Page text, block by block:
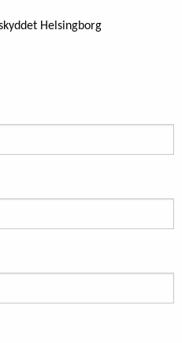
Helsingborg